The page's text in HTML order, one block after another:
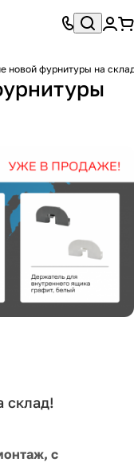
новой фурнитуры на
склад!
с